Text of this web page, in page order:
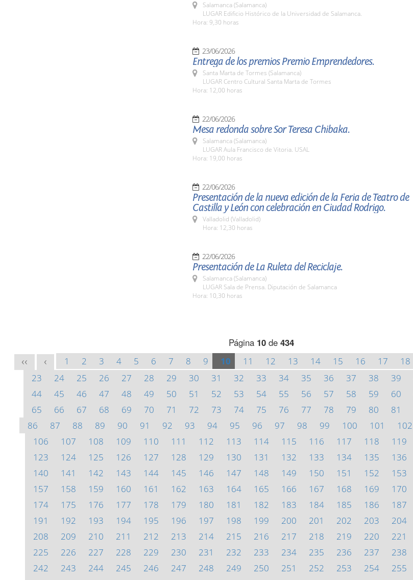
Salamanca (Salamanca)
LUGAR Edificio Histórico de la Universidad de Salamanca.
Hora: 9,30 horas
23/06/2026
Entrega de los premios Premio Emprendedores.
Santa Marta de Tormes (Salamanca)
LUGAR Centro Cultural Santa Marta de Tormes
Hora: 12,00 horas
22/06/2026
Mesa redonda sobre Sor Teresa Chibaka.
Salamanca (Salamanca)
LUGAR Aula Francisco de Vitoria. USAL
Hora: 19,00 horas
22/06/2026
Presentación de la nueva edición de la Feria de Teatro de
Castilla y León con celebración en Ciudad Rodrigo.
Valladolid (Valladolid)
Hora: 12,30 horas
22/06/2026
Presentación de La Ruleta del Reciclaje.
Salamanca (Salamanca)
LUGAR Sala de Prensa. Diputación de Salamanca
Hora: 10,30 horas
Página 10 de 434
<< < 1 2 3 4 5 6 7 8 9 10 11 12 13 14 15 16 17 18
23
24 25 26 27 28 29 30 31 32 33 34 35 36 37 38 39
44
45 46 47 48 49 50 51 52 53 54 55 56 57 58 59 60
65
66 67 68 69 70 71 72 73 74 75 76 77 78 79 80 81
86
87 88 89 90 91 92 93 94 95 96 97 98 99 100 101 102
106
107 108 109 110 111 112 113 114 115 116 117 118 119
123
124 125 126 127 128 129 130 131 132 133 134 135 136
140
141 142 143 144 145 146 147 148 149 150 151 152 153
157
158 159 160 161 162 163 164 165 166 167 168 169 170
174
175 176 177 178 179 180 181 182 183 184 185 186 187
191
192 193 194 195 196 197 198 199 200 201 202 203 204
208
209 210 211 212 213 214 215 216 217 218 219 220 221
225
226 227 228 229 230 231 232 233 234 235 236 237 238
242
243 244 245 246 247 248 249 250 251 252 253 254 255